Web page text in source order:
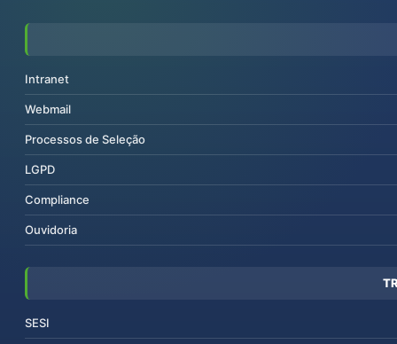
Intranet
Webmail
Processos de Seleção
LGPD
Compliance
Ouvidoria
SESI